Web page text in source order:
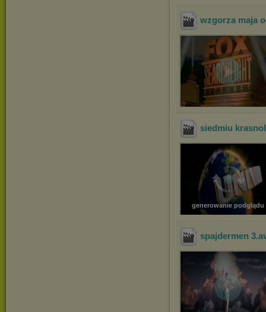
wzgorza maja
siedmiu
generowanie podglądu
spajdermen 3